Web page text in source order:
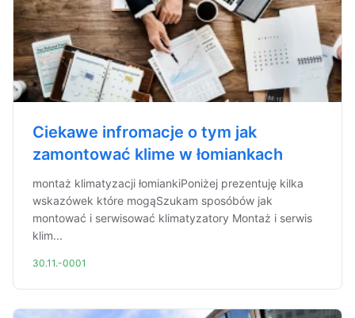
Ciekawe infromacje o tym jak
zamontować klime w łomiankach
montaż klimatyzacji łomiankiPoniżej prezentuję kilka
wskazówek które mogąSzukam sposóbów jak
montować i serwisować klimatyzatory Montaż i serwis
klim...
30.11.-0001